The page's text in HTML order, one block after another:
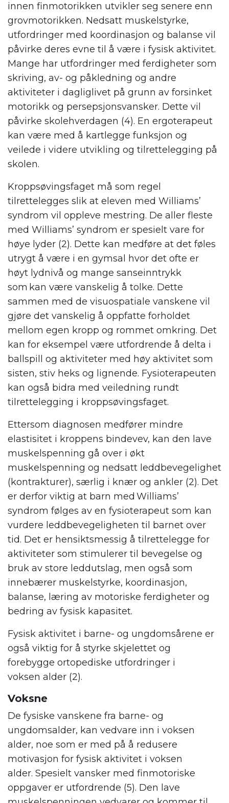
innen finmotorikken utvikler seg senere enn
grovmotorikken. Nedsatt muskelstyrke,
utfordringer med koordinasjon og balanse vil
påvirke deres evne til å være i fysisk aktivitet.
Mange har utfordringer med ferdigheter som
skriving, av- og påkledning og andre
aktiviteter i dagliglivet på grunn av forsinket
motorikk og persepsjonsvansker. Dette vil
påvirke skolehverdagen (4). En ergoterapeut
kan være med å kartlegge funksjon og
veilede i videre utvikling og tilrettelegging på
skolen.
Kroppsøvingsfaget må som regel
tilrettelegges slik at eleven med Williams’
syndrom vil oppleve mestring. De aller fleste
med Williams’ syndrom er spesielt vare for
høye lyder (2). Dette kan medføre at det føles
utrygt å være i en gymsal hvor det ofte er
høyt lydnivå og mange sanseinntrykk
som kan være vanskelig å tolke. Dette
sammen med de visuospatiale vanskene vil
gjøre det vanskelig å oppfatte forholdet
mellom egen kropp og rommet omkring. Det
kan for eksempel være utfordrende å delta i
ballspill og aktiviteter med høy aktivitet som
sisten, stiv heks og lignende. Fysioterapeuten
kan også bidra med veiledning rundt
tilrettelegging i kroppsøvingsfaget.
Ettersom diagnosen medfører mindre
elastisitet i kroppens bindevev, kan den lave
muskelspenning gå over i økt
muskelspenning og nedsatt leddbevegelighet
(kontrakturer), særlig i knær og ankler (2). Det
er derfor viktig at barn med Williams’
syndrom følges av en fysioterapeut som kan
vurdere leddbevegeligheten til barnet over
tid. Det er hensiktsmessig å tilrettelegge for
aktiviteter som stimulerer til bevegelse og
bruk av store leddutslag, men også som
innebærer muskelstyrke, koordinasjon,
balanse, læring av motoriske ferdigheter og
bedring av fysisk kapasitet.
Fysisk aktivitet i barne- og ungdomsårene er
også viktig for å styrke skjelettet og
forebygge ortopediske utfordringer i
voksen alder (2).
Voksne
De fysiske vanskene fra barne- og
ungdomsalder, kan vedvare inn i voksen
alder, noe som er med på å redusere
motivasjon for fysisk aktivitet i voksen
alder. Spesielt vansker med finmotoriske
oppgaver er utfordrende (5). Den lave